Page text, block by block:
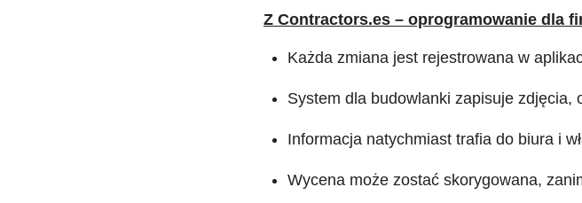
Z Contractors.es – oprogramowanie dla
Każda zmiana jest rejestrowana w
System dla budowlanki zapisuje zdjęcia,
Informacja natychmiast trafia do biura i
Wycena może zostać skorygowana,